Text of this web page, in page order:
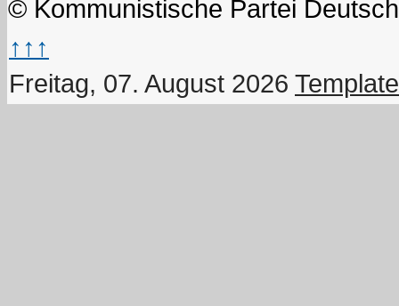
© Kommunistische Partei
↑↑↑
Freitag, 07. August 2026